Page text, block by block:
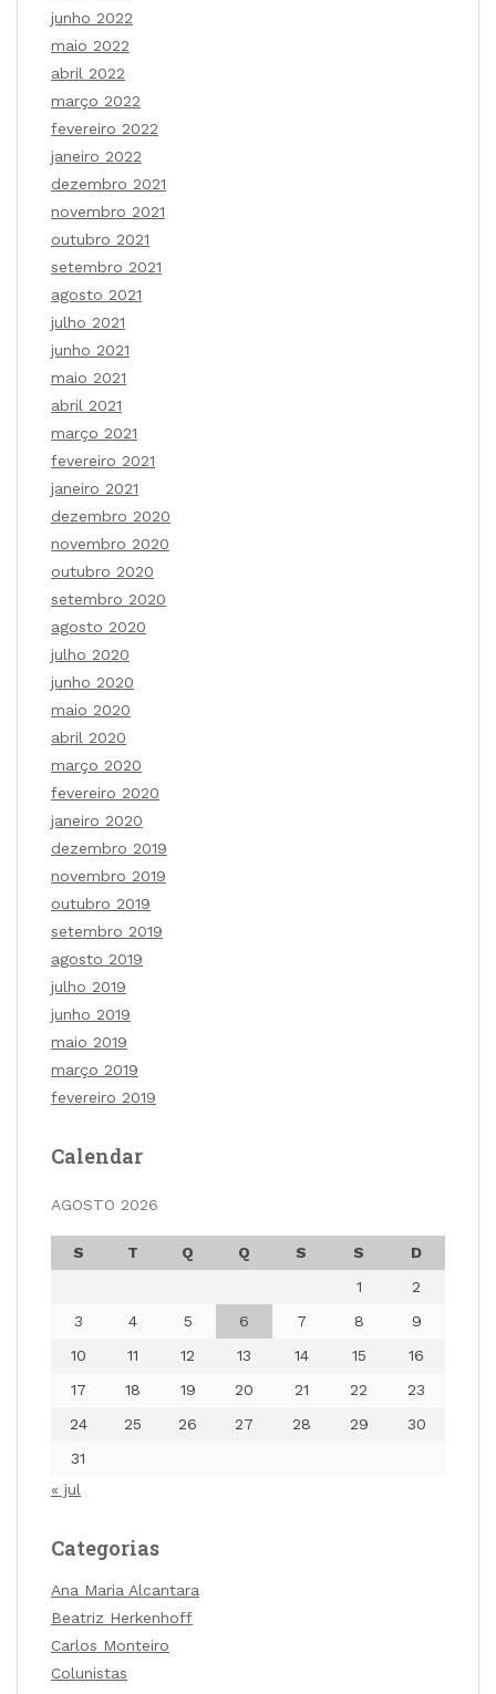
junho 2022
maio 2022
abril 2022
março 2022
fevereiro 2022
janeiro 2022
dezembro 2021
novembro 2021
outubro 2021
setembro 2021
agosto 2021
julho 2021
junho 2021
maio 2021
abril 2021
março 2021
fevereiro 2021
janeiro 2021
dezembro 2020
novembro 2020
outubro 2020
setembro 2020
agosto 2020
julho 2020
junho 2020
maio 2020
abril 2020
março 2020
fevereiro 2020
janeiro 2020
dezembro 2019
novembro 2019
outubro 2019
setembro 2019
agosto 2019
julho 2019
junho 2019
maio 2019
março 2019
fevereiro 2019
Calendar
AGOSTO 2026
S T Q Q S S
D
1
2
3
4 5 6 7 8
9
10
11 12 13 14 15
16
17
18 19 20 21 22
23
24
25 26 27 28 29
30
31
« jul
Categorias
Ana Maria Alcantara
Beatriz Herkenhoff
Carlos Monteiro
Colunistas